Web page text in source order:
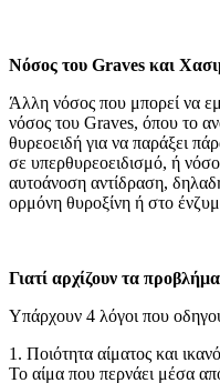
Νόσος του Graves και
Άλλη νόσος που μπορεί να
νόσος του Graves, όπου το
θυρεοειδή για να παράξει
σε υπερθυρεοειδισμό, ή
αυτοάνοση αντίδραση,
ορμόνη θυροξίνη ή στο
Γιατί αρχίζουν τα
Υπάρχουν 4 λόγοι που
1. Ποιότητα αίματος και
Το αίμα που περνάει μέσα